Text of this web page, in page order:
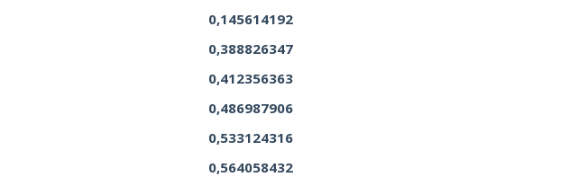
0,145614192
0,388826347
0,412356363
0,486987906
0,533124316
0,564058432